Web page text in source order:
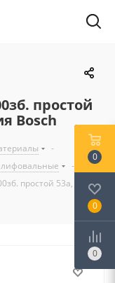
простой
Bosch
-
-
простой 53а, серый
0
0
0